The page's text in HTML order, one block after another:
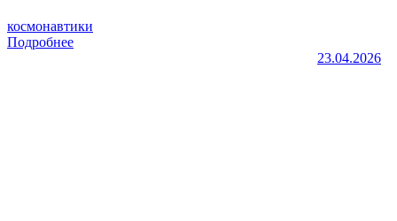
космонавтики
Подробнее
23.04.2026